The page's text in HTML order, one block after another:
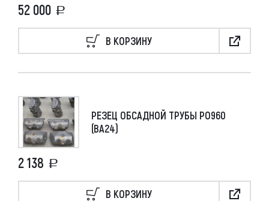
52 000
В КОРЗИНУ
РЕЗЕЦ ОБСАДНОЙ ТРУБЫ РО960
(ВА24)
2 138
В КОРЗИНУ